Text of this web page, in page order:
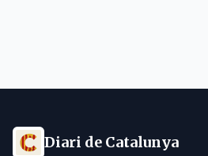
Diari de Catalunya